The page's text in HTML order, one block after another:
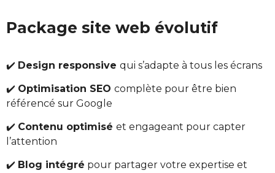
Package site web évolutif
✔️ Design responsive qui s’adapte à tous les écrans
✔️ Optimisation SEO complète pour être bien
référencé sur Google
✔️ Contenu optimisé et engageant pour capter
l’attention
✔️ Blog intégré pour partager votre expertise et